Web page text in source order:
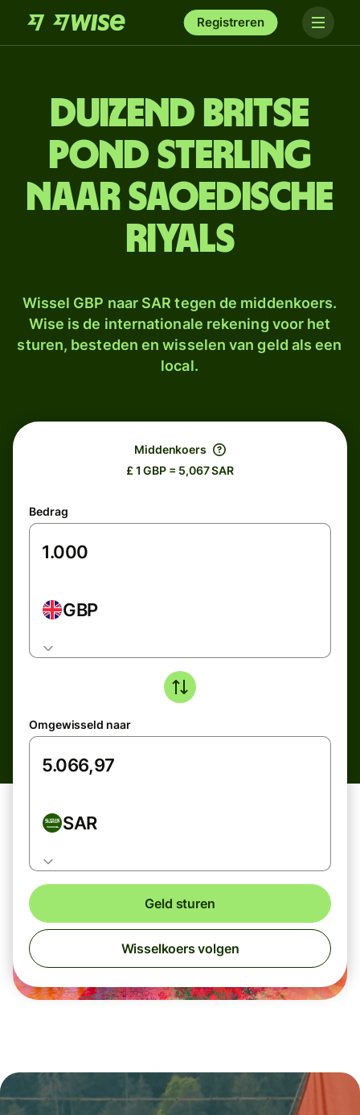
Registreren
duizend Britse
pond sterling
naar Saoedische
riyals
Wissel GBP naar SAR tegen de middenkoers.
Wise is de internationale rekening voor het
sturen, besteden en wisselen van geld als een
local.
Middenkoers
£ 1 GBP = 5,067 SAR
Bedrag
GBP
Omgewisseld naar
SAR
Geld sturen
Wisselkoers volgen